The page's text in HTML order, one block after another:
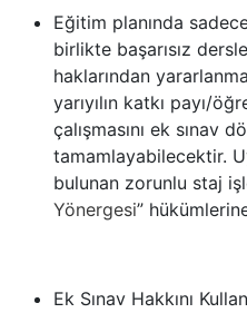
Eğitim planında
birlikte başarısız
haklarından
yarıyılın katkı payı/
çalışmasını ek sınav
tamamlayabilecektir.
bulunan zorunlu staj
Yönergesi”
Ek Sınav Hakkını